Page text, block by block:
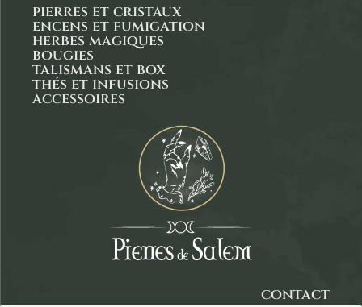
pierres et cristaux
encens et fumigation
herbes magiques
bougies
talismans et box
thés et infusions
accessoires
contact